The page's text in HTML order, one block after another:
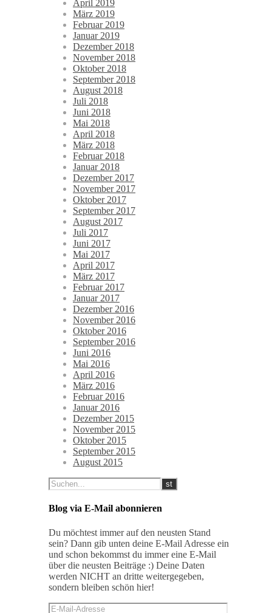
April 2019
März 2019
Februar 2019
Januar 2019
Dezember 2018
November 2018
Oktober 2018
September 2018
August 2018
Juli 2018
Juni 2018
Mai 2018
April 2018
März 2018
Februar 2018
Januar 2018
Dezember 2017
November 2017
Oktober 2017
September 2017
August 2017
Juli 2017
Juni 2017
Mai 2017
April 2017
März 2017
Februar 2017
Januar 2017
Dezember 2016
November 2016
Oktober 2016
September 2016
Juni 2016
Mai 2016
April 2016
März 2016
Februar 2016
Januar 2016
Dezember 2015
November 2015
Oktober 2015
September 2015
August 2015
Blog via E-Mail abonnieren
Du möchtest immer auf den neusten Stand
sein? Dann gib unten deine E-Mail Adresse ein
und schon bekommst du immer eine E-Mail
über die neusten Beiträge :) Deine Daten
werden NICHT an dritte weitergegeben,
sondern bleiben schön hier!
E-